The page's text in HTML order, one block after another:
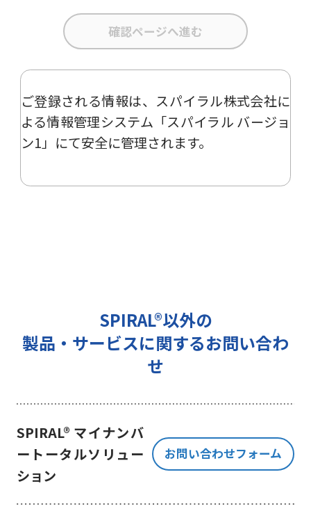
(4) 氏名、e-mailアドレス、会社
名・組織名、電話番号を、当社の製
品・サービスのご案内や当社が独自
ー、イベント、展示会の開催や出展
情報の提供の際に利用いたします。
その他の目的では使用致しません。
2 個人情報の管理について
という）に準拠した適切な保護措置
を講じます。
3 個人情報の第三者提供について
き、ご提出いただく個人情報を、貴
はございません。
但し、お客様から同意をいただいた
場合のみ、日本及びアメリカ合衆国
ご登録される情報は、 スパイラル株式会社に
よる情報管理システム「スパイラル バージョ
ン1」 にて安全に管理されます。
SPIRAL®以外の
製品・サービスに関するお問い合わ
せ
SPIRAL® マイナンバ
ートータルソリュー
ション
お問い合わせフォーム